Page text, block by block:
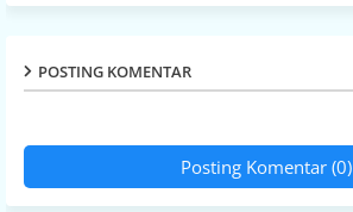
POSTING KOMENTAR
Posting Komentar (0)